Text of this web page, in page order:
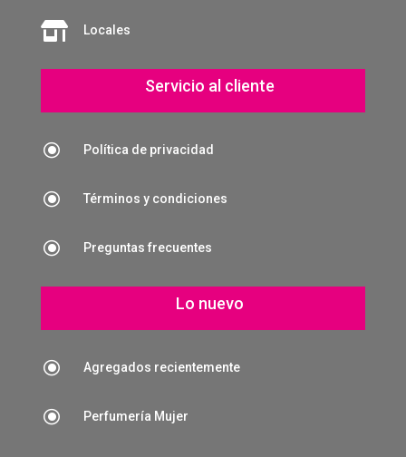
 Locales
Servicio al cliente
\ Política de privacidad
\ Términos y condiciones
\ Preguntas frecuentes
Lo nuevo
\ Agregados recientemente
\ Perfumería Mujer